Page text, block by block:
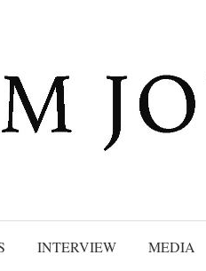
INTERVIEW MEDIA